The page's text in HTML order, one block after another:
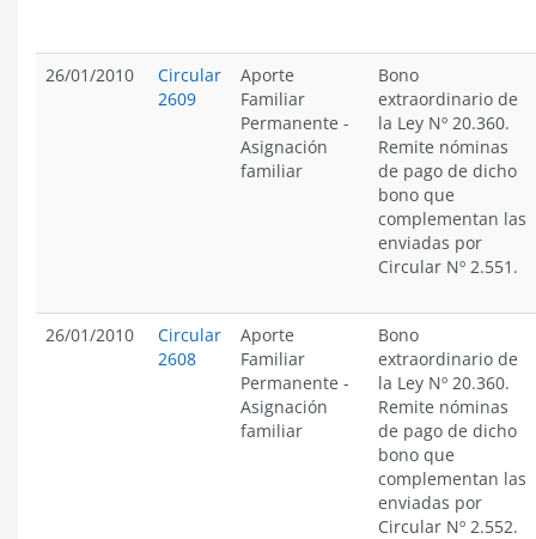
26/01/2010
Circular
2609
Aporte
Familiar
Permanente -
Asignación
familiar
Bono
extraordinario de
la Ley Nº 20.360.
Remite nóminas
de pago de dicho
bono que
complementan las
enviadas por
Circular Nº 2.551.
26/01/2010
Circular
2608
Aporte
Familiar
Permanente -
Asignación
familiar
Bono
extraordinario de
la Ley Nº 20.360.
Remite nóminas
de pago de dicho
bono que
complementan las
enviadas por
Circular Nº 2.552.